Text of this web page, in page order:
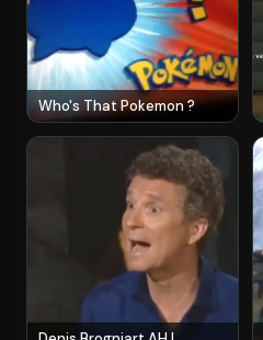
Who's That Pokemon ?